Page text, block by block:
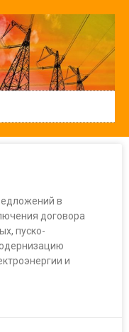
в
договора
пуско-
и